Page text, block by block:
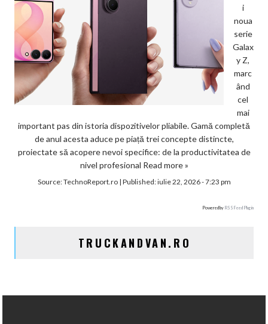
i
noua
serie
Galax
y Z,
marc
ând
cel
mai
important pas din istoria dispozitivelor pliabile. Gamă completă
de anul acesta aduce pe piață trei concepte distincte,
proiectate să acopere nevoi specifice: de la productivitatea de
nivel profesional Read more »
Source:TechnoReport.ro| Published:iulie 22, 2026 - 7:23 pm
Powered by RSS Feed Plugin
TRUCKANDVAN.RO